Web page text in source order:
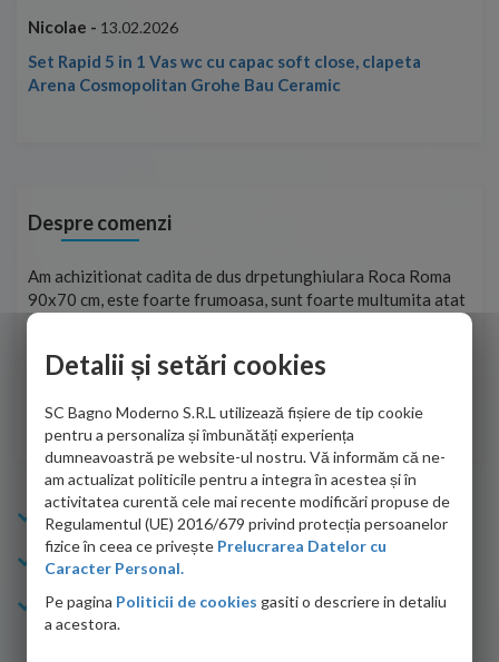
Nicolae - 13.02.2026
Set Rapid 5 in 1 Vas wc cu capac soft close, clapeta
Arena Cosmopolitan Grohe Bau Ceramic
Despre comenzi
Am achizitionat cadita de dus drpetunghiulara Roca Roma
90x70 cm, este foarte frumoasa, sunt foarte multumita atat
de personalul firmei dvs. cu care am colaborat in obtinerea
adus coletul in siguranta.Numai bine, va doresc!
Sofrone Viviana -28.07.2026
Info Bagno
Cumparaturi
Suport clienti
Detalii și setări cookies
SC Bagno Moderno S.R.L utilizează fișiere de tip cookie
pentru a personaliza și îmbunătăți experiența
dumneavoastră pe website-ul nostru. Vă informăm că ne-
am actualizat politicile pentru a integra în acestea și în
activitatea curentă cele mai recente modificări propuse de
Regulamentul (UE) 2016/679 privind protecția persoanelor
fizice în ceea ce privește Prelucrarea Datelor cu
Caracter Personal.
Pe pagina Politicii de cookies gasiti o descriere in detaliu
a acestora.